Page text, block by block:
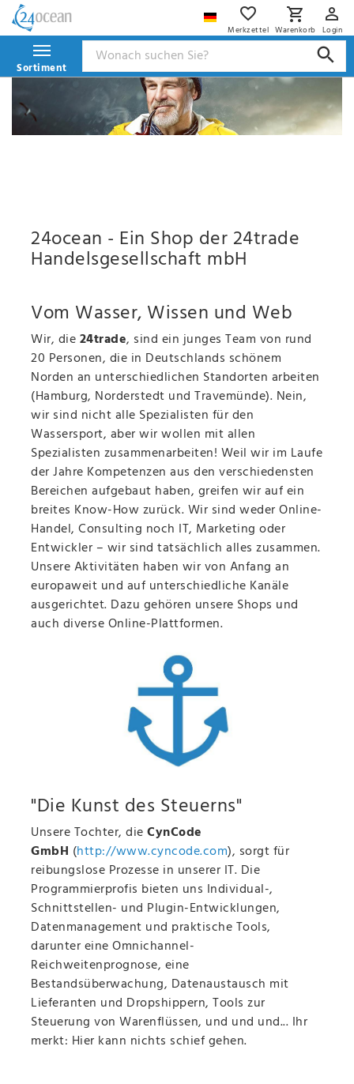
Merkzettel Warenkorb Login
Sortiment
24ocean - Ein Shop der 24trade
Handelsgesellschaft mbH
Vom Wasser, Wissen und Web
Wir, die24trade, sind ein junges Team von rund
20 Personen, die in Deutschlands schönem
Norden an unterschiedlichen Standorten arbeiten
(Hamburg, Norderstedt und Travemünde). Nein,
wir sind nicht alle Spezialisten für den
Wassersport, aber wir wollen mit allen
Spezialisten zusammenarbeiten! Weil wir im Laufe
der Jahre Kompetenzen aus den verschiedensten
Bereichen aufgebaut haben, greifen wir auf ein
breites Know-How zurück. Wir sind weder Online-
Handel, Consulting noch IT, Marketing oder
Entwickler – wir sind tatsächlich alles zusammen.
Unsere Aktivitäten haben wir von Anfang an
europaweit und auf unterschiedliche Kanäle
ausgerichtet. Dazu gehören unsere Shops und
auch diverse Online-Plattformen.
"Die Kunst des Steuerns"
Unsere Tochter, dieCynCode
GmbH (http://www.cyncode.com), sorgt für
reibungslose Prozesse in unserer IT. Die
Programmierprofis bieten uns Individual-,
Schnittstellen- und Plugin-Entwicklungen,
Datenmanagement und praktische Tools,
darunter eine Omnichannel-
Reichweitenprognose, eine
Bestandsüberwachung, Datenaustausch mit
Lieferanten und Dropshippern, Tools zur
Steuerung von Warenflüssen, und und und... Ihr
merkt: Hier kann nichts schief gehen.